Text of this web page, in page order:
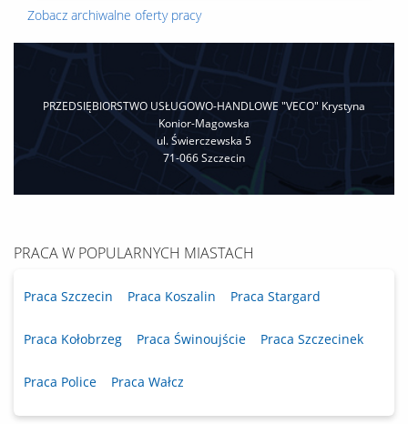
komponentów oraz obsługa linii półautomatycznej. Praca na
prostych maszynach produkcyjnych oraz prasach. Oznakowanie
elementów technikami: laser, tampodruk i hot-print. Kontrola
jakościowa oraz raportowanie wykonanych prac.
Zobacz archiwalne oferty pracy
PRZEDSIĘBIORSTWO USŁUGOWO-HANDLOWE "VECO" Krystyna
Konior-Magowska
ul. Świerczewska 5
71-066 Szczecin
PRACA W POPULARNYCH MIASTACH
Praca Szczecin Praca Koszalin Praca Stargard
Praca Kołobrzeg Praca Świnoujście Praca Szczecinek
Praca Police Praca Wałcz